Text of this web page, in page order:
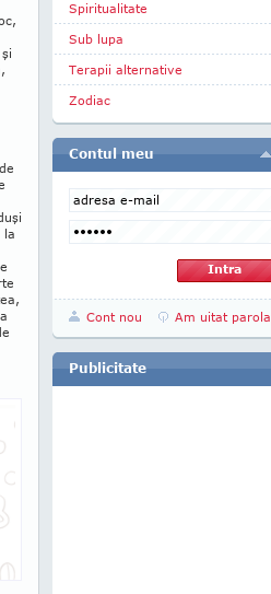
la
Spiritualitate
Sub lupa
Terapii alternative
Zodiac
Contul meu
Cont nou Am uitat parola
Publicitate